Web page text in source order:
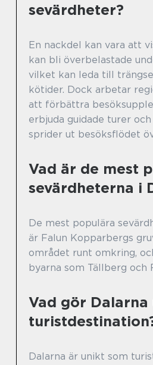
sevärdheter?
En nackdel kan vara att
kan bli överbelastade
vilket kan leda till
kötider. Dock arbetar
att förbättra
erbjuda guidade turer
sprider ut besöksflödet
Vad är de mest
sevärdheterna i
De mest populära
är Falun Kopparbergs
området runt omkring,
byarna som Tällberg och
Vad gör
Dalarna är unikt som